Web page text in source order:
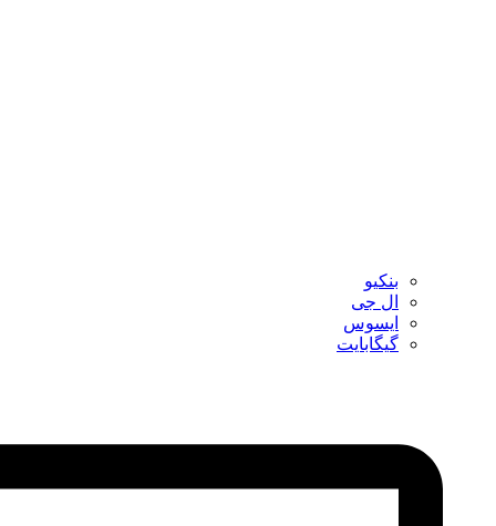
بنکیو
ال جی
ایسوس
گیگابایت